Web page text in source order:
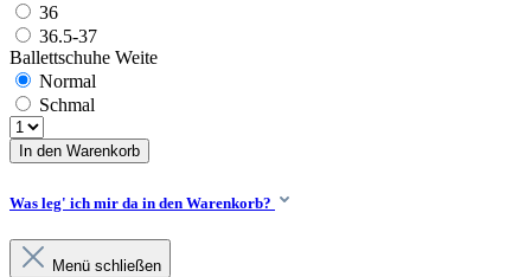
36
36.5-37
Ballettschuhe Weite
Normal
Schmal
In den Warenkorb
Was leg' ich mir da in den Warenkorb?
Menü schließen